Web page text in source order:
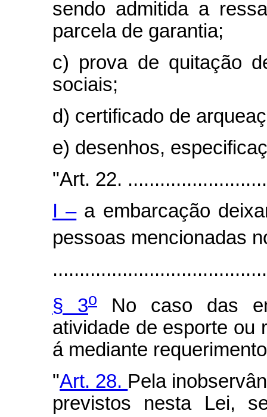
sendo admitida a
parcela de garantia;
c) prova de quitação
sociais;
d) certificado de
e) desenhos,
"Art. 22.
I –a embarcação
pessoas mencionadas
§ 3o
No caso das
atividade de esporte ou
á mediante
"Art. 28. Pela
previstos nesta Lei,